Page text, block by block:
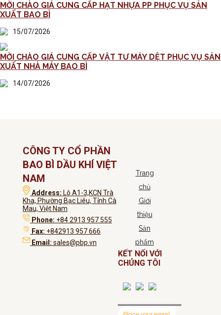
MỜI CHÀO GIÁ CUNG CẤP HẠT NHỰA PP PHỤC VỤ SẢN
XUẤT BAO BÌ
15/07/2026
MỜI CHÀO GIÁ CUNG CẤP VẬT TƯ MÁY DỆT PHỤC VỤ SẢN
XUẤT NHÀ MÁY BAO BÌ
14/07/2026
CÔNG TY CỔ PHẦN
BAO BÌ DẦU KHÍ VIỆT
NAM
Address: Lô A1-3,KCN Trà
Kha, Phường Bạc Liêu, Tỉnh Cà
Mau, Việt Nam
Phone: +84 2913 957 555
Fax: +842913 957 666
Email: sales@pbp.vn
Trang
chủ
Giới
thiệu
Sản
phẩm
KẾT NỐI VỚI
CHÚNG TÔI